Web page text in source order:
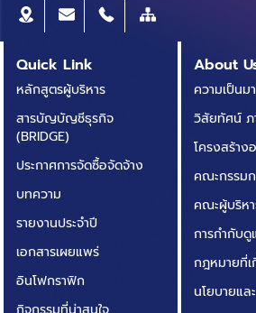
Quick Link
หลักสูตรผู้บริหาร
สารบัญบัญชีธุรกิจ
(BRIDGE)
ประกาศการจัดซื้อจัดจ้าง
บทความ
รายงานประจำปี
เอกสารเผยแพร่
อินโฟกราฟิก
About
ความเป็นมา
วิสัยทัศน์ ภ
โครงสร้าง
คณะกรรม
คณะผู้บริห
การกำกับ
กฎหมายที่
นโยบายแ